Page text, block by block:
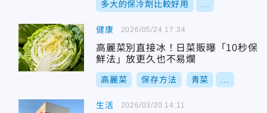
多大的保冷劑比較好用
健康
高麗菜別直接冰！日菜販曝「10秒保
鮮法」放更久也不易爛
高麗菜 保存方法 青菜
2026/05/24 17:34
生活 2026/03/30 14:11